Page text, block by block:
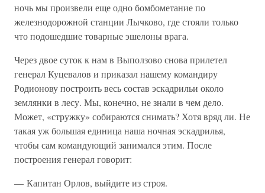
ночь мы произвели еще одно бомбометание по
железнодорожной станции Лычково, где стояли только
что подошедшие товарные эшелоны врага.
Через двое суток к нам в Выползово снова прилетел
генерал Куцевалов и приказал нашему командиру
Родионову построить весь состав эскадрильи около
землянки в лесу. Мы, конечно, не знали в чем дело.
Может, «стружку» собираются снимать? Хотя вряд ли. Не
такая уж большая единица наша ночная эскадрилья,
чтобы сам командующий занимался этим. После
построения генерал говорит:
— Капитан Орлов, выйдите из строя.